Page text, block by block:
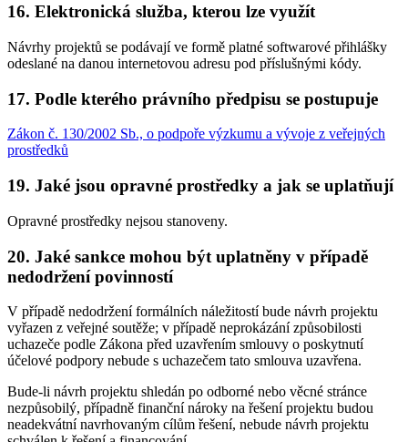
16. Elektronická služba, kterou lze využít
Návrhy projektů se podávají ve formě platné softwarové přihlášky
odeslané na danou internetovou adresu pod příslušnými kódy.
17. Podle kterého právního předpisu se postupuje
Zákon č. 130/2002 Sb., o podpoře výzkumu a vývoje z veřejných
prostředků
19. Jaké jsou opravné prostředky a jak se uplatňují
Opravné prostředky nejsou stanoveny.
20. Jaké sankce mohou být uplatněny v případě
nedodržení povinností
V případě nedodržení formálních náležitostí bude návrh projektu
vyřazen z veřejné soutěže; v případě neprokázání způsobilosti
uchazeče podle Zákona před uzavřením smlouvy o poskytnutí
účelové podpory nebude s uchazečem tato smlouva uzavřena.
Bude-li návrh projektu shledán po odborné nebo věcné stránce
nezpůsobilý, případně finanční nároky na řešení projektu budou
neadekvátní navrhovaným cílům řešení, nebude návrh projektu